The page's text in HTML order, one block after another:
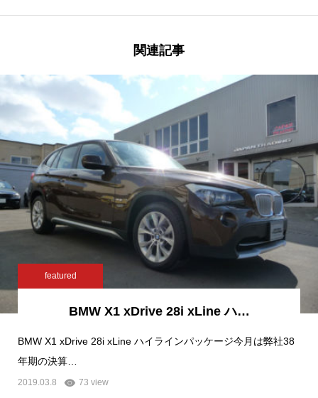
関連記事
featured
BMW X1 xDrive 28i xLine ハ…
BMW X1 xDrive 28i xLine ハイラインパッケージ今月は弊社38
年期の決算…
2019.03.8 73 view